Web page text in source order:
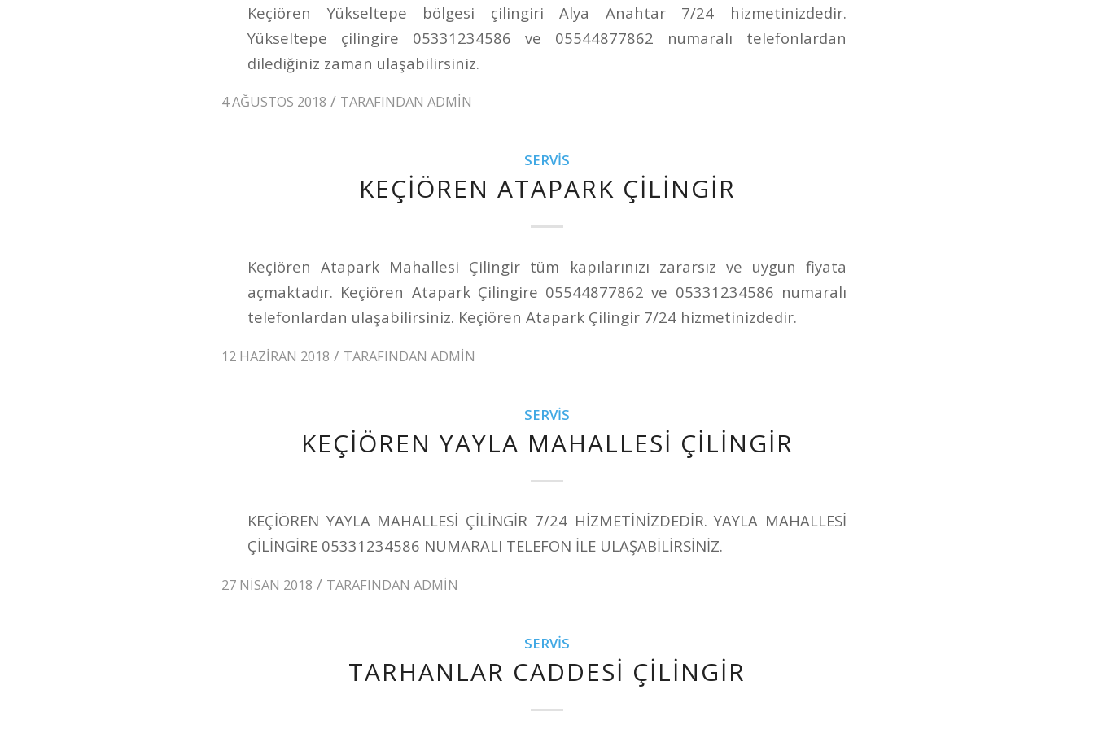
Keçiören Yükseltepe bölgesi çilingiri Alya Anahtar 7/24 hizmetinizdedir.
Yükseltepe çilingire 05331234586 ve 05544877862 numaralı telefonlardan
dilediğiniz zaman ulaşabilirsiniz.
4 AĞUSTOS 2018 / TARAFINDAN ADMIN
SERVIS
KEÇIÖREN ATAPARK ÇILINGIR
Keçiören Atapark Mahallesi Çilingir tüm kapılarınızı zararsız ve uygun fiyata
açmaktadır. Keçiören Atapark Çilingire 05544877862 ve 05331234586 numaralı
telefonlardan ulaşabilirsiniz. Keçiören Atapark Çilingir 7/24 hizmetinizdedir.
12 HAZIRAN 2018 / TARAFINDAN ADMIN
SERVIS
KEÇİÖREN YAYLA MAHALLESİ ÇİLİNGİR
KEÇİÖREN YAYLA MAHALLESİ ÇİLİNGİR 7/24 HİZMETİNİZDEDİR. YAYLA MAHALLESİ
ÇİLİNGİRE 05331234586 NUMARALI TELEFON İLE ULAŞABİLİRSİNİZ.
27 NISAN 2018 / TARAFINDAN ADMIN
SERVIS
TARHANLAR CADDESİ ÇİLİNGİR